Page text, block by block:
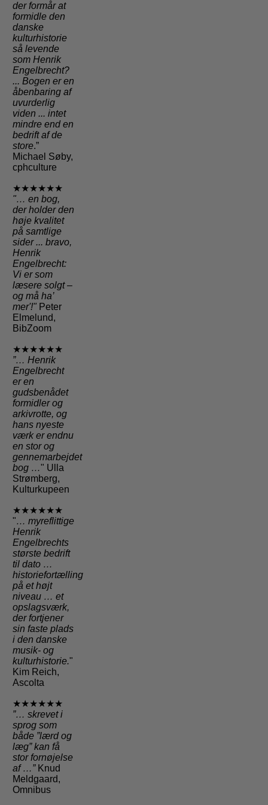
der formår at
formidle den
danske
kulturhistorie
så levende
som Henrik
Engelbrecht?
... Bogen er en
åbenbaring af
uvurderlig
viden ... intet
mindre end en
bedrift af de
store.”
Michael Søby,
cphculture
★★★★★★
"… en bog,
der holder den
høje kvalitet
på samtlige
sider ... bravo,
Henrik
Engelbrecht:
Vi er som
læsere solgt –
og må ha’
mer'!" Peter
Elmelund,
BibZoom
★★★★★★
”… Henrik
Engelbrecht
er en
gudsbenådet
formidler og
arkivrotte, og
hans nyeste
værk er endnu
en stor og
gennemarbejdet
bog …" Ulla
Strømberg,
Kulturkupeen
★★★★★★
"… myreflittige
Henrik
Engelbrechts
største bedrift
til dato …
historiefortælling
på et højt
niveau … et
opslagsværk,
der fortjener
sin faste plads
i den danske
musik- og
kulturhistorie."
Kim Reich,
Ascolta
★★★★★★
”… skrevet i
sprog som
både ”lærd og
læg” kan få
stor fornøjelse
af …”Knud
Meldgaard,
Omnibus